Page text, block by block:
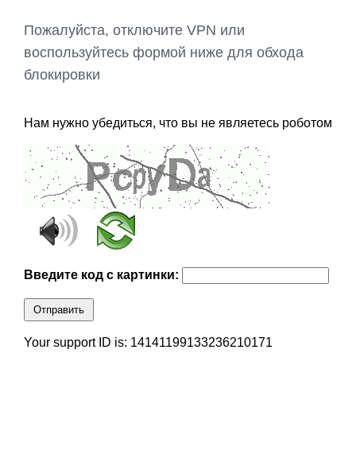
Пожалуйста, отключите VPN или
воспользуйтесь формой ниже для обхода
блокировки
Нам нужно убедиться, что вы не являетесь роботом
Введите код с картинки:
Отправить
Your support ID is: 14141199133236210171